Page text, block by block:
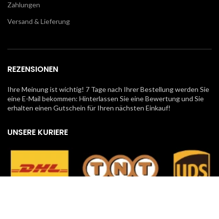
Zahlungen
Versand & Lieferung
REZENSIONEN
Ihre Meinung ist wichtig! 7 Tage nach Ihrer Bestellung werden Sie
eine E-Mail bekommen: Hinterlassen Sie eine Bewertung und Sie
erhalten einen Gutschein für Ihren nächsten Einkauf!
UNSERE KURIERE